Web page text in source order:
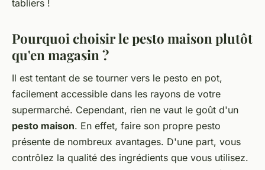
tabliers !
Pourquoi choisir le pesto maison plutôt
qu'en magasin ?
Il est tentant de se tourner vers le pesto en pot,
facilement accessible dans les rayons de votre
supermarché. Cependant, rien ne vaut le goût d'un
pesto maison. En effet, faire son propre pesto
présente de nombreux avantages. D'une part, vous
contrôlez la qualité des ingrédients que vous utilisez.